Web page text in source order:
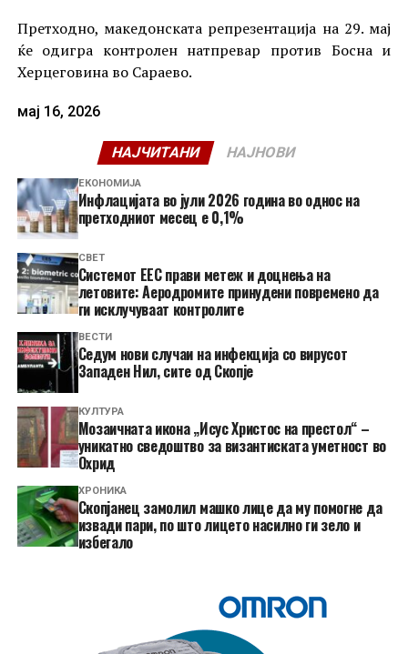
Претходно, македонската репрезентација на 29. мај
ќе одигра контролен натпревар против Босна и
Херцеговина во Сараево.
мај 16, 2026
НАЈЧИТАНИ НАЈНОВИ
ЕКОНОМИЈА
Инфлацијата во јули 2026 година во однос на
претходниот месец е 0,1%
СВЕТ
Системот ЕЕС прави метеж и доцнења на
летовите: Аеродромите принудени повремено да
ги исклучуваат контролите
ВЕСТИ
Седум нови случаи на инфекција со вирусот
Западен Нил, сите од Скопје
КУЛТУРА
Мозаичната икона „Исус Христос на престол“ –
уникатно сведоштво за византиската уметност во
Охрид
ХРОНИКА
Скопјанец замолил машко лице да му помогне да
извади пари, по што лицето насилно ги зело и
избегало